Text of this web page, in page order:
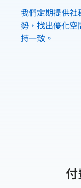
我們定期提供
勢，找出優化
持一致。